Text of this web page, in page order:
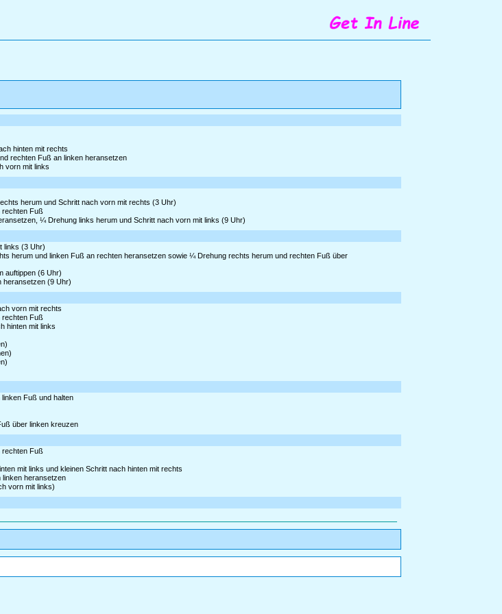
hinten mit rechts
rechten Fuß an linken heransetzen
vorn mit links
herum und Schritt nach vorn mit rechts (3 Uhr)
rechten Fuß
¼ Drehung links herum und Schritt nach vorn mit links (9 Uhr)
links (3 Uhr)
herum und linken Fuß an rechten heransetzen sowie ¼ Drehung rechts herum und rechten Fuß über
auftippen (6 Uhr)
heransetzen (9 Uhr)
vorn mit rechts
rechten Fuß
hinten mit links
Fuß und halten
über linken kreuzen
rechten Fuß
mit links und kleinen Schritt nach hinten mit rechts
linken heransetzen
vorn mit links)